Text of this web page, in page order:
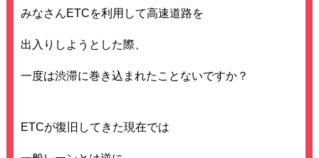
みなさんETCを利用して高速道路を
出入りしようとした際、
一度は渋滞に巻き込まれたことないですか？
ETCが復旧してきた現在では